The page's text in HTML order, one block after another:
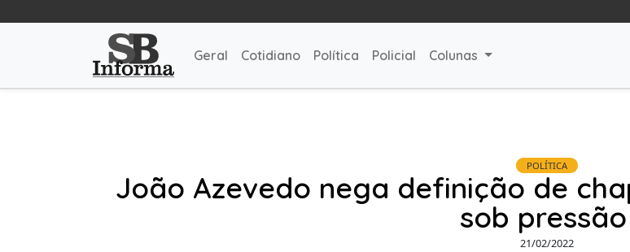
Geral Cotidiano Política Policial Colunas
POLÍTICA
João Azevedo nega definição de
sob pressão
21/02/2022